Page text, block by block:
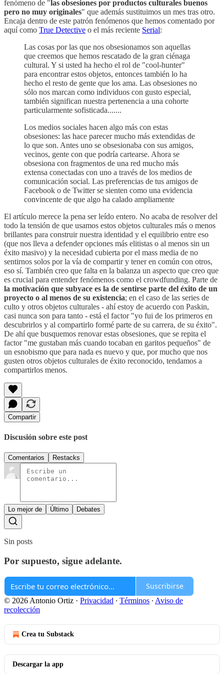
fenómeno de "las obsesiones por productos culturales buenos
pero no muy originales" que además sustituimos un mes tras otro.
Encaja dentro de este patrón fenómenos que hemos comentado por
aquí como True Detective o el más reciente Serial:
Las cosas por las que nos obsesionamos son aquellas
que creemos que hemos rescatado de la gran ciénaga
cultural. Y si usted ha hecho el rol de "cool-hunter"
para encontrar estos objetos, entonces también lo ha
hecho el resto de gente que los ama. Las obsesiones no
sólo nos marcan como individuos con gusto especial,
también significan nuestra pertenencia a una cohorte
particularmente sofisticada.......
Los medios sociales hacen algo más con estas
obsesiones: las hace parecer mucho más extendidas de
lo que son. Antes uno se obsesionaba con sus amigos,
vecinos, gente con que podría cartearse. Ahora se
obsesiona con fragmentos de una red mucho más
extensa conectadas con uno a través de los medios de
comunicación social. Las preferencias de tus amigos de
Facebook o de Twitter se sienten como una evidencia
convincente de que algo ha calado ampliamente
El artículo merece la pena ser leído entero. No acaba de resolver del
todo la tensión de que usamos estos objetos culturales más o menos
brillantes para construir nuestra identidad y el equilibrio entre eso
(que nos lleva a defender opciones más elitistas o al menos sin un
éxito masivo) y la necesidad cubierta por el mass media de no
sentirnos solos por la vía de compartir y tener en común con otros,
eso sí. También creo que falta en la balanza un aspecto que creo que
es crucial para entender fenómenos como el crowdfunding. Parte de
la motivación que subyace es la de sentirse parte del éxito de un
proyecto o al menos de su existencia; en el caso de las series de
culto y otros objetos culturales - ahí estoy de acuerdo con Paskin,
casi nunca son para tanto - está el factor "yo fui de los primeros en
descubrirlos y al compartirlo formé parte de su carrera, de su éxito".
De ahí que busquemos renovar estas obsesiones, que se repita el
factor "me gustaban más cuando tocaban en garitos pequeños" de
un esnobismo que para nada es nuevo y que, por mucho que nos
gusten otros objetos culturales de éxito reconocido, tendamos a
compartirlos menos.
Compartir
Discusión sobre este post
Comentarios Restacks
Lo mejor de Último Debates
Sin posts
Por supuesto, sigue adelante.
Suscribirse
© 2026 Antonio Ortiz · Privacidad ∙ Términos ∙ Aviso de
recolección
Crea tu Substack
Descargar la app